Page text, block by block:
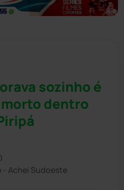
sozinho é
dentro
- Achei Sudoeste